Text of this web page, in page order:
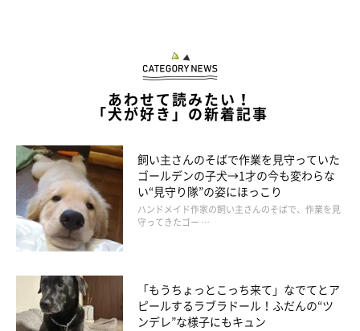
あわせて読みたい！
「犬が好き」の新着記事
飼い主さんのそばで作業を見守っていた
ゴールデンの子犬→1才の今も変わらな
い“見守り隊”の姿にほっこり
ハンドメイド作家の飼い主さんのそばで、作業を見
守ってきたゴー …
「もうちょっとこっち来て」なでてとア
ピールするラブラドール！ふだんの“ツ
ンデレ”な様子にもキュン